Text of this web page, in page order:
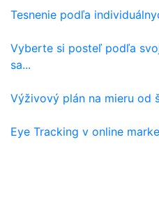
Tesnenie podľa
Vyberte si posteľ podľa
sa...
Výživový plán na mieru od
Eye Tracking v online